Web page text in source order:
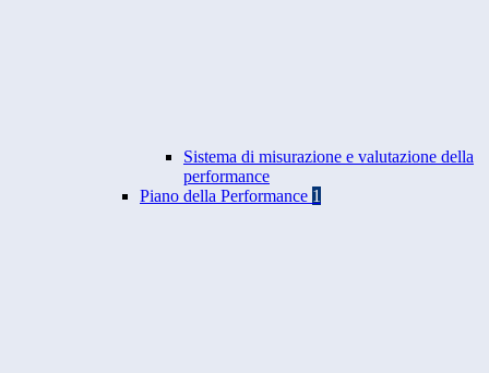
Sistema di misurazione e valutazione della
performance
Piano della Performance 1